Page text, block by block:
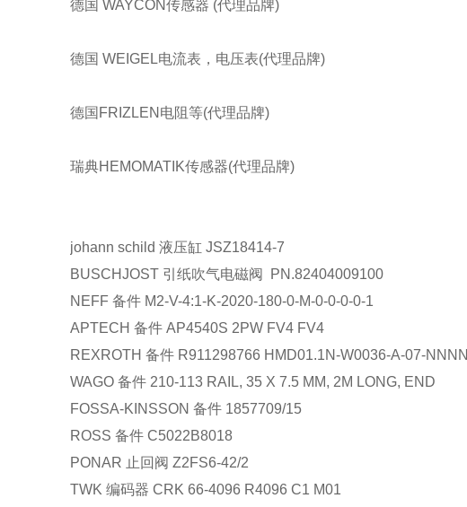
德国 WAYCON传感器 (代理品牌)
德国 WEIGEL电流表，电压表(代理品牌)
德国FRIZLEN电阻等(代理品牌)
瑞典HEMOMATIK传感器(代理品牌)
johann schild 液压缸 JSZ18414-7
BUSCHJOST 引纸吹气电磁阀
PN.82404009100
NEFF 备件 M2-V-4:1-K-2020-180-0-M-0-0-0-0-1
APTECH 备件 AP4540S 2PW FV4 FV4
REXROTH 备件 R911298766 HMD01.1N-W0036-A-07-NNNN
WAGO 备件 210-113 RAIL, 35 X 7.5 MM, 2M LONG, END
FOSSA-KINSSON 备件 1857709/15
ROSS 备件 C5022B8018
PONAR 止回阀 Z2FS6-42/2
TWK 编码器 CRK 66-4096 R4096 C1 M01